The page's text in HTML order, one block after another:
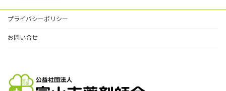
プライバシーポリシー
お問い合せ